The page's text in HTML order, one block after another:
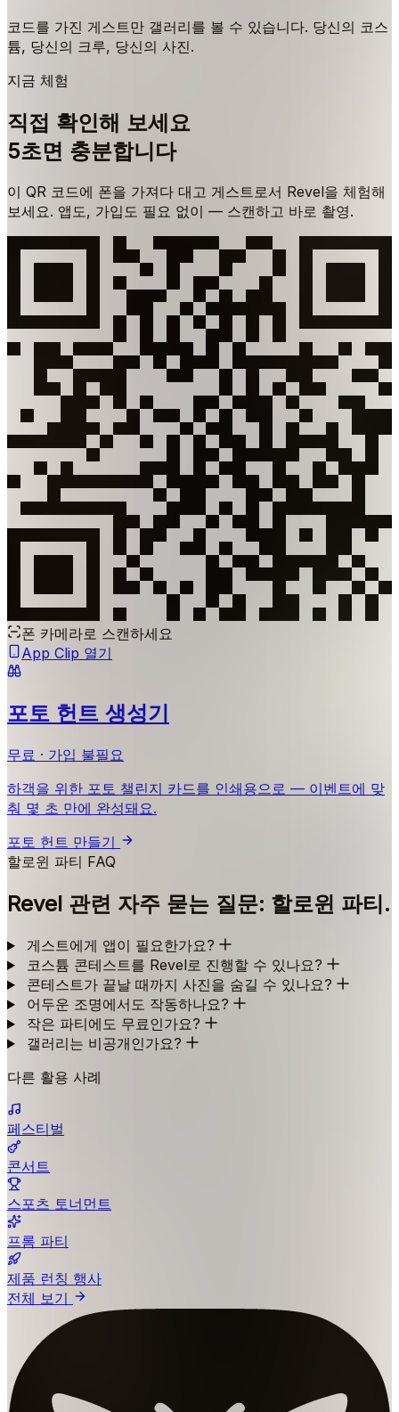
코드를 가진 게스트만 갤러리를 볼 수 있습니다. 당신의 코스
튬, 당신의 크루, 당신의 사진.
지금 체험
직접 확인해 보세요
5초면 충분합니다
이 QR 코드에 폰을 가져다 대고 게스트로서 Revel을 체험해
보세요. 앱도, 가입도 필요 없이 — 스캔하고 바로 촬영.
폰 카메라로 스캔하세요
App Clip 열기
포토 헌트 생성기
무료 · 가입 불필요
하객을 위한 포토 챌린지 카드를 인쇄용으로 — 이벤트에 맞
춰 몇 초 만에 완성돼요.
포토 헌트 만들기
할로윈 파티 FAQ
Revel 관련 자주 묻는 질문: 할로윈 파티.
게스트에게 앱이 필요한가요?
코스튬 콘테스트를 Revel로 진행할 수 있나요?
콘테스트가 끝날 때까지 사진을 숨길 수 있나요?
어두운 조명에서도 작동하나요?
작은 파티에도 무료인가요?
갤러리는 비공개인가요?
다른 활용 사례
페스티벌
콘서트
스포츠 토너먼트
프롬 파티
제품 런칭 행사
전체 보기